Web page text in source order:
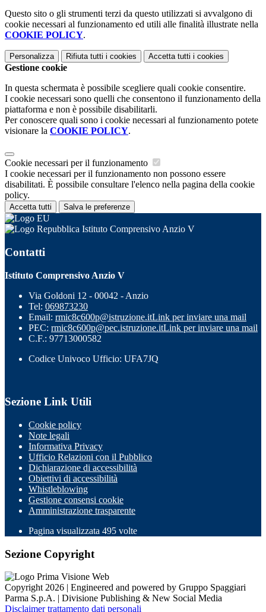
Questo sito o gli strumenti terzi da questo utilizzati si avvalgono di
cookie necessari al funzionamento ed utili alle finalità illustrate nella
COOKIE POLICY.
Personalizza Rifiuta tutti i cookies Accetta tutti i cookies
Gestione cookie
In questa schermata è possibile scegliere quali cookie consentire.
I cookie necessari sono quelli che consentono il funzionamento della
piattaforma e non è possibile disabilitarli.
Per conoscere quali sono i cookie necessari al funzionamento potete
visionare la COOKIE POLICY.
Cookie necessari per il funzionamento
I cookie necessari per il funzionamento non possono essere
disabilitati. È possibile consultare l'elenco nella pagina della cookie
policy.
Accetta tutti Salva le preferenze
Istituto Comprensivo Anzio V
Contatti
Istituto Comprensivo Anzio V
Via Goldoni 12 - 00042 - Anzio
Tel: 069873230
Email: rmic8c600p@istruzione.itLink per inviare una mail
PEC: rmic8c600p@pec.istruzione.itLink per inviare una mail
C.F.: 97713000582
Codice Univoco Ufficio: UFA7JQ
Sezione Link Utili
Cookie policy
Note legali
Informativa Privacy
Ufficio Relazioni con il Pubblico
Dichiarazione di accessibilità
Obiettivi di accessibilità
Whistleblowing
Gestione consensi cookie
Amministrazione trasparente
Pagina visualizzata 495 volte
Sezione Copyright
Copyright 2026 | Engineered and powered by Gruppo Spaggiari
Parma S.p.A. | Divisione Publishing & New Social Media
Disclaimer trattamento dati personali